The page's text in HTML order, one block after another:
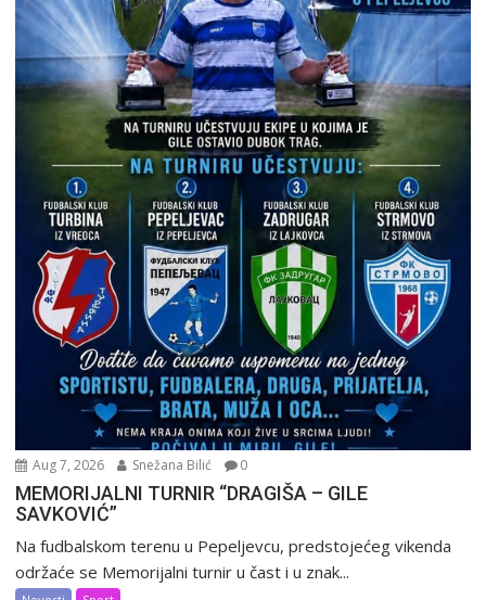
Aug 7, 2026 Snežana Bilić 0
MEMORIJALNI TURNIR “DRAGIŠA – GILE
SAVKOVIĆ”
Na fudbalskom terenu u Pepeljevcu, predstojećeg vikenda
održaće se Memorijalni turnir u čast i u znak...